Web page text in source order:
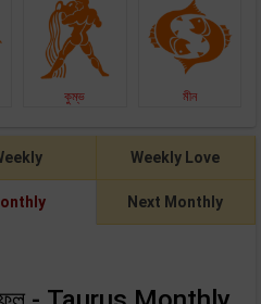
কুম্ভ মীন
Weekly Love
Next Monthly